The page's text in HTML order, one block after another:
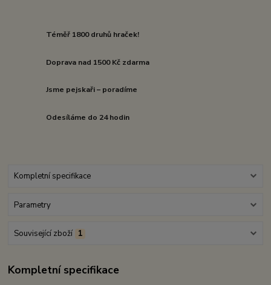
Téměř 1800 druhů hraček!
Doprava nad 1500 Kč zdarma
Jsme pejskaři – poradíme
Odesíláme do 24 hodin
Kompletní specifikace
Parametry
Související zboží 1
Kompletní specifikace